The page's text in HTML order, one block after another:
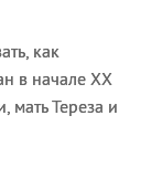
как
в начале ХХ
мать Тереза и